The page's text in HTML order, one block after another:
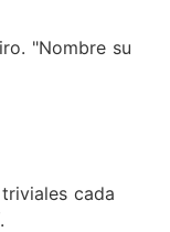
"Nombre su
cada